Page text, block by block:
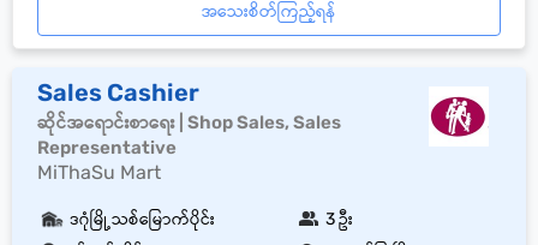
အသေးစိတ်ကြည့်ရန်
Sales Cashier
ဆိုင်အရောင်းစာရေး | Shop Sales, Sales
Representative
MiThaSu Mart
ဒဂုံမြို့သစ်မြောက်ပိုင်း 3 ဦး